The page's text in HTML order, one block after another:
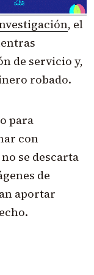
, el
de servicio y,
robado.
para
con
se descarta
de
aportar